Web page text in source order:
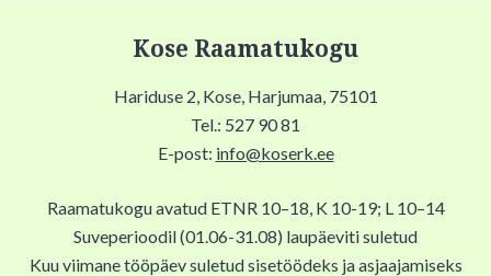
Kose Raamatukogu
Hariduse 2, Kose, Harjumaa, 75101
Tel.: 527 90 81
E-post: info@koserk.ee
Raamatukogu avatud ETNR 10–18, K 10-19; L 10–14
Suveperioodil (01.06-31.08) laupäeviti suletud
Kuu viimane tööpäev suletud sisetöödeks ja asjaajamiseks